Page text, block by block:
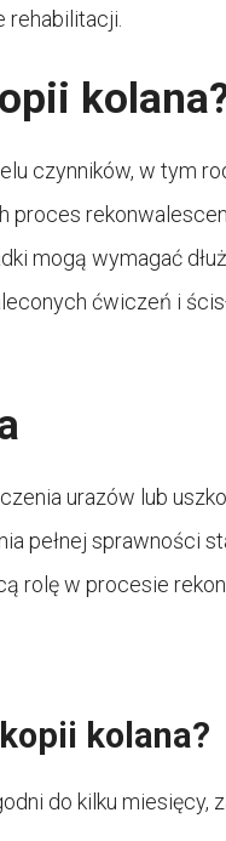
czynników, w tym
proces
mogą wymagać
ćwiczeń i
urazów lub
pełnej sprawności
rolę w procesie
kolana?
do kilku miesięcy,